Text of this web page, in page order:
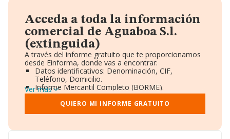
Acceda a toda la información
comercial de Aguaboa S.l.
(extinguida)
A través del informe gratuito que te proporcionamos
desde Einforma, donde vas a encontrar:
Datos identificativos: Denominación, CIF,
Teléfono, Domicilio.
Informe Mercantil Completo (BORME).
Gráficos de Evolución Ventas y Empleados.
Consejo de Administración y Administradores.
Directivos y Ejecutivos.
Ver más
QUIERO MI INFORME GRATUITO